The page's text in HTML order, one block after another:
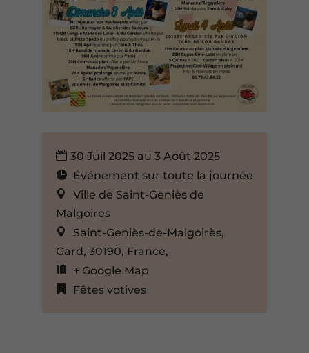
30 Juil 2025 au 3 Août 2025
Événement sur toute la journée
Ville de Saint-Geniès de
Malgoires
Saint-Geniès-de-Malgoirès,
Gard, 30190, France,
+ Google Map
Fêtes votives